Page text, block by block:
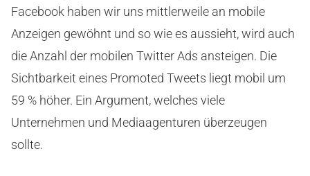
Facebook haben wir uns mittlerweile an mobile
Anzeigen gewöhnt und so wie es aussieht, wird auch
die Anzahl der mobilen Twitter Ads ansteigen. Die
Sichtbarkeit eines Promoted Tweets liegt mobil um
59 % höher. Ein Argument, welches viele
Unternehmen und Mediaagenturen überzeugen
sollte.